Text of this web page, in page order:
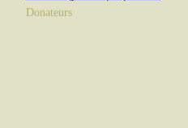
Donateurs